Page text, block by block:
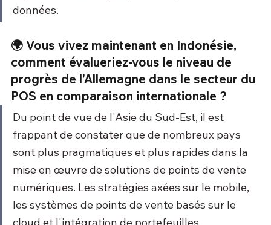
données.
🌍 Vous vivez maintenant en Indonésie,
comment évalueriez-vous le niveau de
progrès de l'Allemagne dans le secteur du
POS en comparaison internationale ?
Du point de vue de l'Asie du Sud-Est, il est
frappant de constater que de nombreux pays
sont plus pragmatiques et plus rapides dans la
mise en œuvre de solutions de points de vente
numériques. Les stratégies axées sur le mobile,
les systèmes de points de vente basés sur le